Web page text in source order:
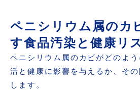
ペニシリウム属のカ
す食品汚染と健康リ
ペニシリウム属のカビがどのよ
活と健康に影響を与えるか、そ
します。